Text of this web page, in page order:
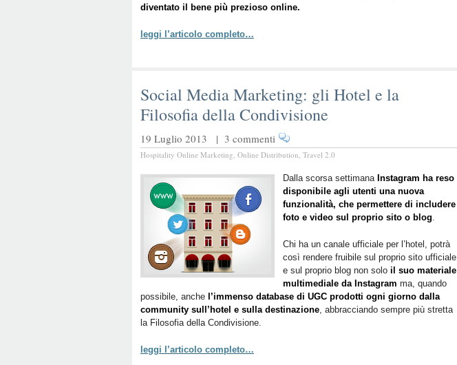
diventato il bene più prezioso online.
leggi l’articolo completo…
Social Media Marketing: gli Hotel e la
Filosofia della Condivisione
19 Luglio 2013 | 3 commenti
Hospitality Online Marketing, Online Distribution, Travel 2.0
Dalla scorsa settimana Instagram ha reso
disponibile agli utenti una nuova
funzionalità, che permettere di includere
foto e video sul proprio sito o blog.
Chi ha un canale ufficiale per l’hotel, potrà
così rendere fruibile sul proprio sito ufficiale
e sul proprio blog non solo il suo materiale
multimediale da Instagram ma, quando
possibile, anche l’immenso database di UGC prodotti ogni giorno dalla
community sull’hotel e sulla destinazione, abbracciando sempre più stretta
la Filosofia della Condivisione.
leggi l’articolo completo…